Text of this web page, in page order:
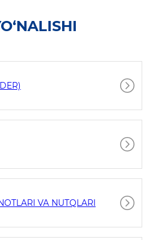
VA NUTQLARI